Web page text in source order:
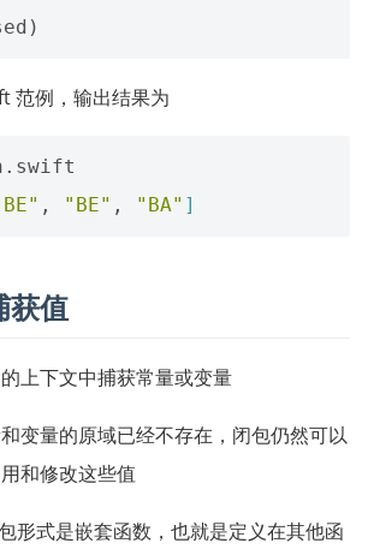
)
范例，输出结果为
, "BE" , "BA" ]
获值
上下文中捕获常量或变量
变量的原域已经不存在，闭包仍然可以
和修改这些值
形式是嵌套函数，也就是定义在其他函